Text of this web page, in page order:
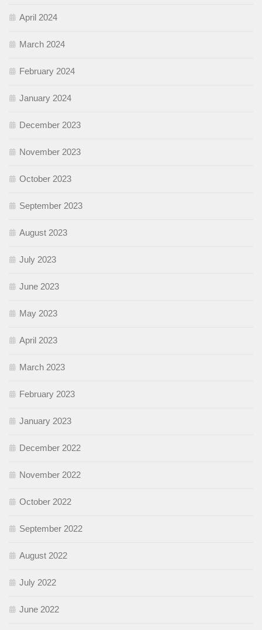
April 2024
March 2024
February 2024
January 2024
December 2023
November 2023
October 2023
September 2023
August 2023
July 2023
June 2023
May 2023
April 2023
March 2023
February 2023
January 2023
December 2022
November 2022
October 2022
September 2022
August 2022
July 2022
June 2022